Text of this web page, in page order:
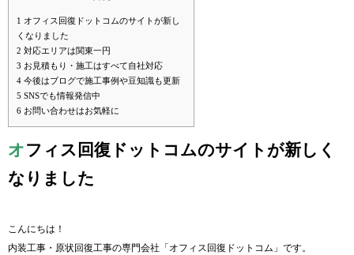
1 オフィス回復ドットコムのサイトが新し
くなりました
2 対応エリアは関東一円
3 お見積もり・施工はすべて自社対応
4 今後はブログで施工事例や豆知識も更新
5 SNSでも情報発信中
6 お問い合わせはお気軽に
オフィス 回復 ドットコムのサイトが新しく
なりました
こんにちは！
内装工事・原状回復工事の専門会社「オフィス回復ドットコム」です。